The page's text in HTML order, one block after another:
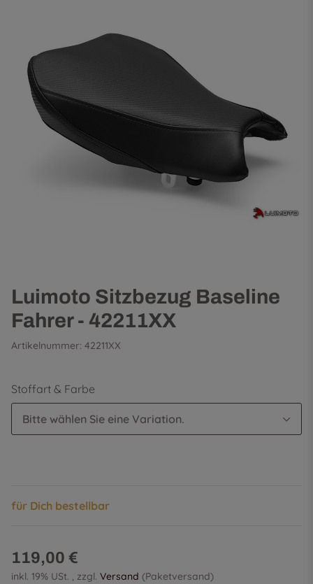
Luimoto Sitzbezug Baseline
Fahrer - 42211XX
Artikelnummer: 42211XX
Stoffart & Farbe
Bitte wählen Sie eine Variation.
für Dich bestellbar
119,00 €
inkl. 19% USt. , zzgl. Versand (Paketversand)